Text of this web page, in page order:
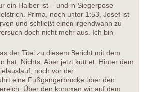
ein Halber ist – und in Siegerpose
Prima, noch unter 1:53, Josef ist
und schließt einen irgendwann zu
doch nicht mehr aus. Ich bin
der Titel zu diesem Bericht mit dem
hat. Nichts. Aber jetzt kütt et: Hinter dem
noch vor der
eine Fußgängerbrücke über den
Über den kommen wir auf dem